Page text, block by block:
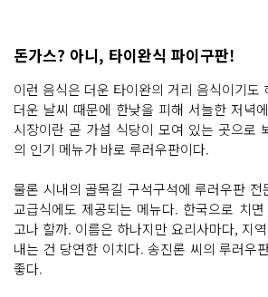
돈가스? 아니, 타이완식 파이구판!
이런 음식은 더운 타이완의 거리 음식이기도
더운 날씨 때문에 한낮을 피해 서늘한 저녁
시장이란 곧 가설 식당이 모여 있는 곳으로
의 인기 메뉴가 바로 루러우판이다.
물론 시내의 골목길 구석구석에 루러우판
교급식에도 제공되는 메뉴다. 한국으로 치
고나 할까. 이름은 하나지만 요리사마다, 지
내는 건 당연한 이치다. 송진론 씨의 루러우
좋다.